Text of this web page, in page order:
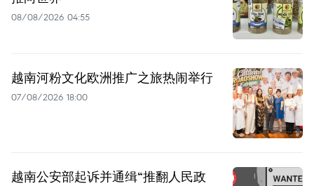
08/08/2026 04:55
越南河粉文化欧洲推广之旅热闹举行
07/08/2026 18:00
越南公安部起诉并通缉“推翻人民政